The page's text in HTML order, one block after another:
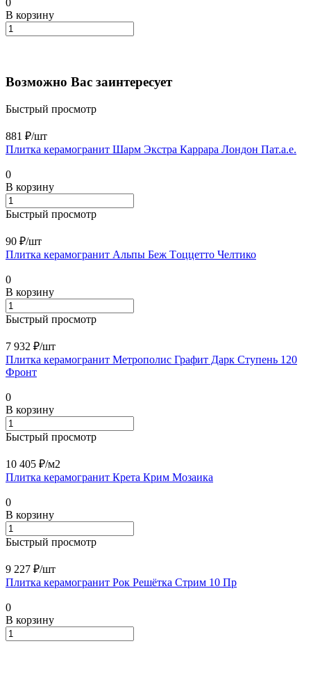
0
В корзину
Возможно Вас заинтересует
Быстрый просмотр
881 ₽/шт
Плитка керамогранит Шарм Экстра Каррара Лондон Пат.а.е.
0
В корзину
Быстрый просмотр
90 ₽/шт
Плитка керамогранит Альпы Беж Tоццетто Челтико
0
В корзину
Быстрый просмотр
7 932 ₽/шт
Плитка керамогранит Метрополис Графит Дарк Ступень 120
Фронт
0
В корзину
Быстрый просмотр
10 405 ₽/м2
Плитка керамогранит Крета Крим Мозаика
0
В корзину
Быстрый просмотр
9 227 ₽/шт
Плитка керамогранит Рок Решётка Стрим 10 Пр
0
В корзину